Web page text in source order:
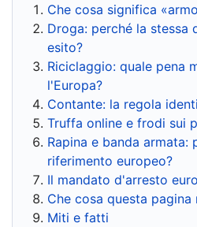
Che cosa significa
Droga: perché la stessa
esito?
Riciclaggio: quale pena
l'Europa?
Contante: la regola
Truffa online e frodi sui
Rapina e banda armata:
riferimento europeo?
Il mandato d'arresto
Che cosa questa
Miti e fatti